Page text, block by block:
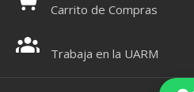
Carrito de Compras
Trabaja en la UARM